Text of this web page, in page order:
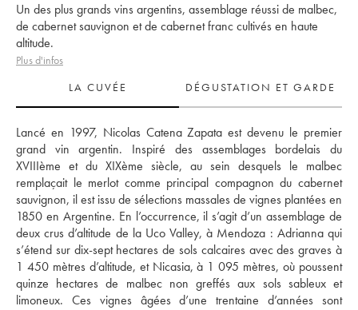
Un des plus grands vins argentins, assemblage réussi de malbec,
de cabernet sauvignon et de cabernet franc cultivés en haute
altitude.
Plus d'infos
LA CUVÉE
DÉGUSTATION ET GARDE
Lancé en 1997, Nicolas Catena Zapata est devenu le premier
grand vin argentin. Inspiré des assemblages bordelais du
XVIIIème et du XIXème siècle, au sein desquels le malbec
remplaçait le merlot comme principal compagnon du cabernet
sauvignon, il est issu de sélections massales de vignes plantées en
1850 en Argentine. En l’occurrence, il s’agit d’un assemblage de
deux crus d’altitude de la Uco Valley, à Mendoza : Adrianna qui
s’étend sur dix-sept hectares de sols calcaires avec des graves à
1 450 mètres d’altitude, et Nicasia, à 1 095 mètres, où poussent
quinze hectares de malbec non greffés aux sols sableux et
limoneux. Ces vignes âgées d’une trentaine d’années sont